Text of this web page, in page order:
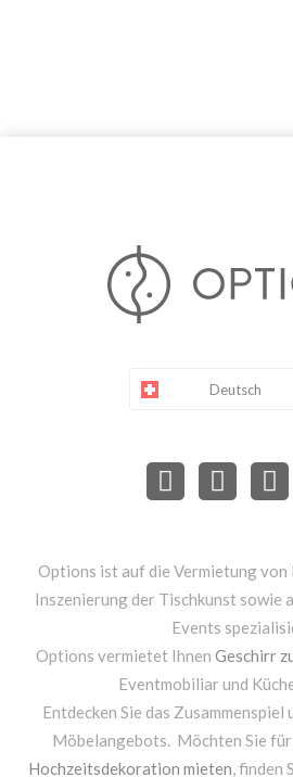
Deutsch
Options ist auf die Vermietung von
Inszenierung der Tischkunst sowie
Events
Options vermietet Ihnen Geschirr
Eventmobiliar und
Entdecken Sie das
Möbelangebots. Möchten Sie
Hochzeitsdekoration mieten, finden